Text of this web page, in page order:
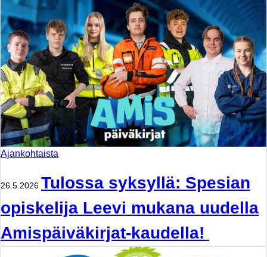
Ajankohtaista
26.5.2026 Tulossa syksyllä: Spesian
opiskelija Leevi mukana uudella
Amispäiväkirjat-kaudella!